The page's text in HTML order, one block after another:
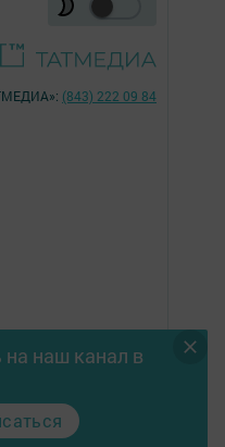
наш канал в
(843) 222 09 84